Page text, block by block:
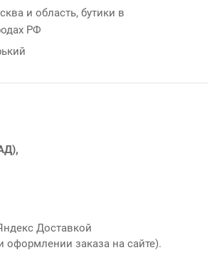
и область, бутики в
РФ
Доставкой
оформлении заказа на сайте).